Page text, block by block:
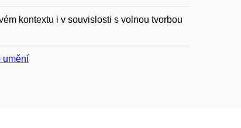
kontextu i v souvislosti s volnou tvorbou
umění